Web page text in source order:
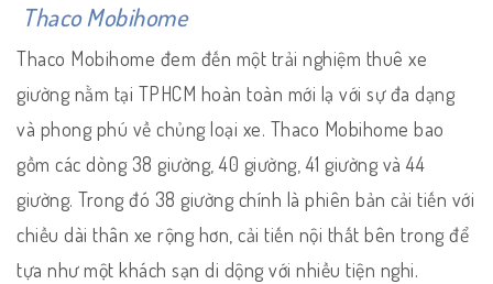
Thaco Mobihome
Thaco Mobihome đem đến một trải nghiệm thuê xe
giường nằm tại TPHCM hoàn toàn mới lạ với sự đa dạng
và phong phú về chủng loại xe. Thaco Mobihome bao
gồm các dòng 38 giường, 40 giường, 41 giường và 44
giường. Trong đó 38 giường chính là phiên bản cải tiến với
chiều dài thân xe rộng hơn, cải tiến nội thất bên trong để
tựa như một khách sạn di dộng với nhiều tiện nghi.